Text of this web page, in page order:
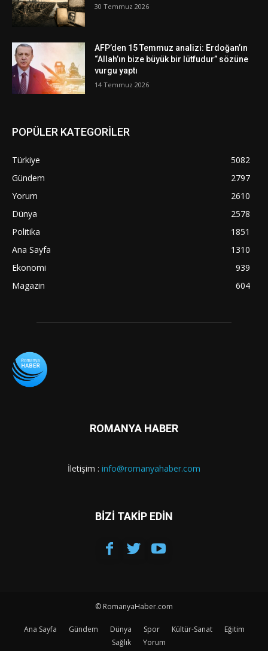
30 Temmuz 2026
AFP’den 15 Temmuz analizi: Erdoğan’ın
“Allah’ın bize büyük bir lütfudur” sözüne
vurgu yaptı
14 Temmuz 2026
POPÜLER KATEGORİLER
Türkiye
5082
Gündem
2797
Yorum
2610
Dünya
2578
Politika
1851
Ana Sayfa
1310
Ekonomi
939
Magazin
604
ROMANYA HABER
İletişim : info@romanyahaber.com
BİZİ TAKİP EDİN
© RomanyaHaber.com
Ana Sayfa Gündem Dünya Spor Kültür-Sanat
Eğitim
Sağlık
Yorum